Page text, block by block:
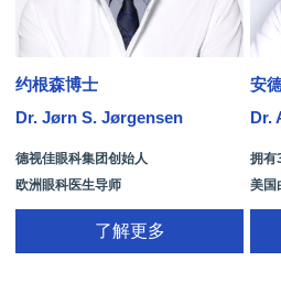
约根森博士
Dr. Jørn S. Jørgensen
德视佳眼科集团创始人
欧洲眼科医生导师
拥有35年眼科从业经历
了解更多
安
Dr.
拥有
美国
国际
26